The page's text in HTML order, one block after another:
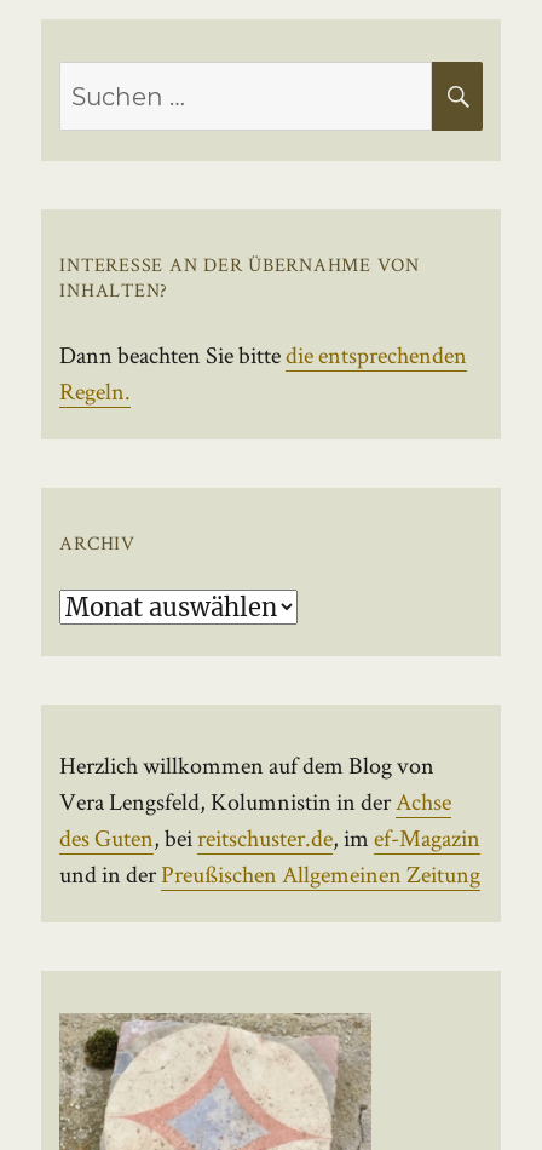
Suchen
nach:
INTERESSE AN DER ÜBERNAHME VON
INHALTEN?
Dann beachten Sie bittedie entsprechenden
Regeln.
ARCHIV
Archiv
Herzlich willkommen auf dem Blog von
Vera Lengsfeld, Kolumnistin in derAchse
des Guten, beireitschuster.de, imef-Magazin
und in derPreußischen Allgemeinen Zeitung